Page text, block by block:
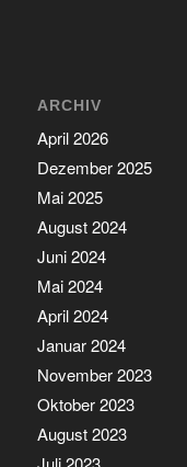
ARCHIV
April 2026
Dezember 2025
Mai 2025
August 2024
Juni 2024
Mai 2024
April 2024
Januar 2024
November 2023
Oktober 2023
August 2023